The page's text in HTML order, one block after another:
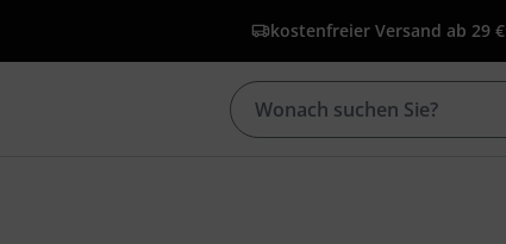
kostenfreier Versand ab 29 €